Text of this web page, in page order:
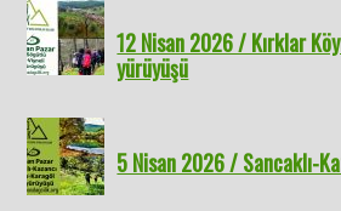
12 Nisan 2026 / Kırklar
yürüyüşü
5 Nisan 2026 / Sancaklı-